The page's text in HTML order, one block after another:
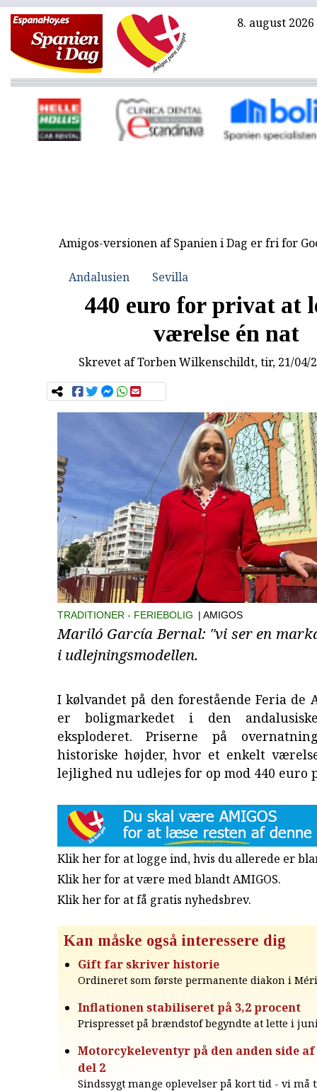
8. august 2026
Amigos-versionen af Spanien i Dag er fri for
Andalusien Sevilla
440 euro for privat at
værelse én nat
Skrevet afTorben Wilkenschildt, tir, 21/04/
TRADITIONER FERIEBOLIG | AMIGOS
Mariló García Bernal: ″vi ser en
i udlejningsmodellen.
I kølvandet på den forestående Feria de
er boligmarkedet i den
eksploderet. Priserne på
historiske højder, hvor et enkelt
lejlighed nu udlejes for op mod 440 euro
Klik her for at logge ind, hvis du allerede er
Klik her for at være med blandt AMIGOS.
Klik her for at få gratis nyhedsbrev.
Kan måske også interessere dig
Gift far skriver historie
Ordineret som første permanente diakon i
Inflationen stabiliseret på 3,2 procent
Prispresset på brændstof begyndte at lette i
Motorcykeleventyr på den anden side
del 2
Sindssygt mange oplevelser på kort tid - vi må